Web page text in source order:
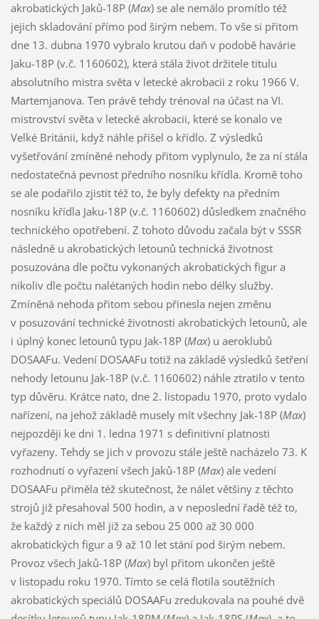
akrobatických Jaků-18P (Max) se ale nemálo promítlo též
jejich skladování přímo pod širým nebem. To vše si přitom
dne 13. dubna 1970 vybralo krutou daň v podobě havárie
Jaku-18P (v.č. 1160602), která stála život držitele titulu
absolutního mistra světa v letecké akrobacii z roku 1966 V.
Martemjanova. Ten právě tehdy trénoval na účast na VI.
mistrovství světa v letecké akrobacii, které se konalo ve
Velké Británii, když náhle přišel o křídlo. Z výsledků
vyšetřování zmíněné nehody přitom vyplynulo, že za ní stála
nedostatečná pevnost předního nosníku křídla. Kromě toho
se ale podařilo zjistit též to, že byly defekty na předním
nosníku křídla Jaku-18P (v.č. 1160602) důsledkem značného
technického opotřebení. Z tohoto důvodu začala být v SSSR
následně u akrobatických letounů technická životnost
posuzována dle počtu vykonaných akrobatických figur a
nikoliv dle počtu nalétaných hodin nebo délky služby.
Zmíněná nehoda přitom sebou přinesla nejen změnu
v posuzování technické životnosti akrobatických letounů, ale
i úplný konec letounů typu Jak-18P (Max) u aeroklubů
DOSAAFu. Vedení DOSAAFu totiž na základě výsledků šetření
nehody letounu Jak-18P (v.č. 1160602) náhle ztratilo v tento
typ důvěru. Krátce nato, dne 2. listopadu 1970, proto vydalo
nařízení, na jehož základě musely mít všechny Jak-18P (Max)
nejpozději ke dni 1. ledna 1971 s definitivní platnosti
vyřazeny. Tehdy se jich v provozu stále ještě nacházelo 73. K
rozhodnutí o vyřazení všech Jaků-18P (Max) ale vedení
DOSAAFu přiměla též skutečnost, že nálet většiny z těchto
strojů již přesahoval 500 hodin, a v neposlední řadě též to,
že každý z nich měl již za sebou 25 000 až 30 000
akrobatických figur a 9 až 10 let stání pod širým nebem.
Provoz všech Jaků-18P (Max) byl přitom ukončen ještě
v listopadu roku 1970. Tímto se celá flotila soutěžních
akrobatických speciálů DOSAAFu zredukovala na pouhé dvě